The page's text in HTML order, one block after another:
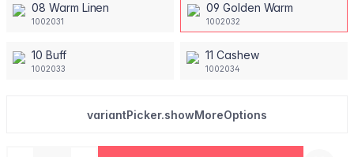
08 Warm Linen
1002031
09 Golden Warm
1002032
10 Buff
1002033
11 Cashew
1002034
variantPicker.showMoreOptions